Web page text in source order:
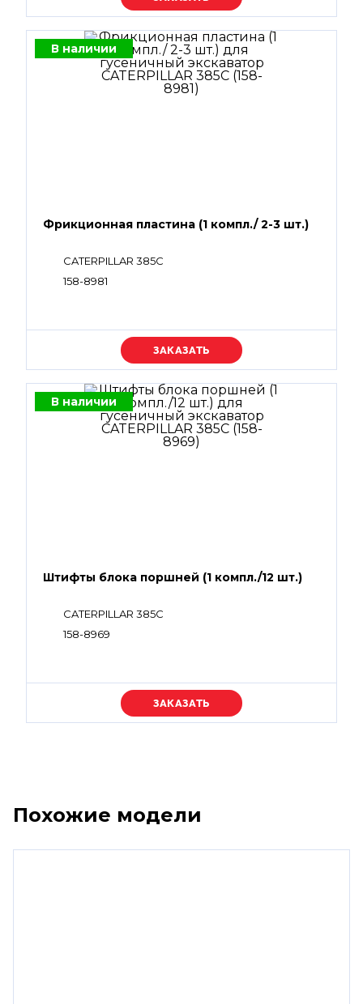
В наличии
Фрикционная пластина (1 компл./ 2-3 шт.)
CATERPILLAR 385C
158-8981
Уточняйте цену
В наличии
Штифты блока поршней (1 компл./12 шт.)
CATERPILLAR 385C
158-8969
Уточняйте цену
Похожие модели